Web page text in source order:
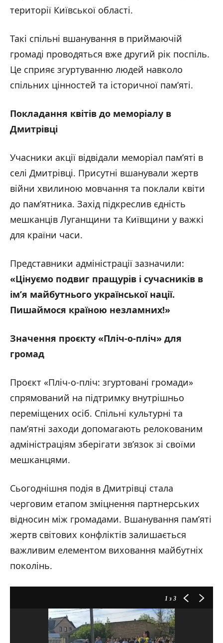
території Київської області.
Такі спільні вшанування в приймаючій
громаді проводяться вже другий рік поспіль.
Це сприяє згуртуванню людей навколо
спільних цінностей та історичної пам’яті.
Покладання квітів до меморіалу в
Дмитрівці
Учасники акції відвідали меморіал пам’яті в
селі Дмитрівці. Присутні вшанували жертв
війни хвилиною мовчання та поклали квіти
до пам’ятника. Захід підкреслив єдність
мешканців Луганщини та Київщини у важкі
для країни часи.
Представники адміністрації зазначили:
«Цінуємо подвиг пращурів і сучасників в
ім’я майбутнього української нації.
Пишаймося країною незламних!»
Значення проєкту «Пліч-о-пліч» для
громад
Проєкт «Пліч-о-пліч: згуртовані громади»
спрямований на підтримку внутрішньо
переміщених осіб. Спільні культурні та
пам’ятні заходи допомагають релокованим
адміністраціям зберігати зв’язок зі своїми
мешканцями.
Сьогоднішня подія в Дмитрівці стала
черговим етапом зміцнення партнерських
відносин між громадами. Вшанування пам’яті
жертв світових конфліктів залишається
важливим елементом виховання майбутніх
поколінь.
1 з 3